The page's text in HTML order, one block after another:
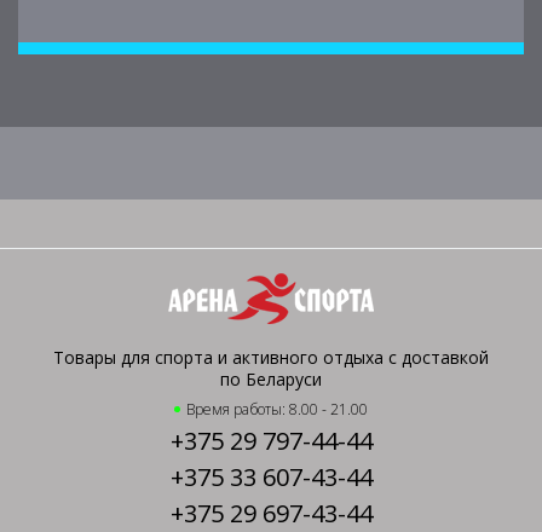
Товары для спорта и активного отдыха с доставкой
по Беларуси
Время работы: 8.00 - 21.00
+375 29 797-44-44
+375 33 607-43-44
+375 29 697-43-44